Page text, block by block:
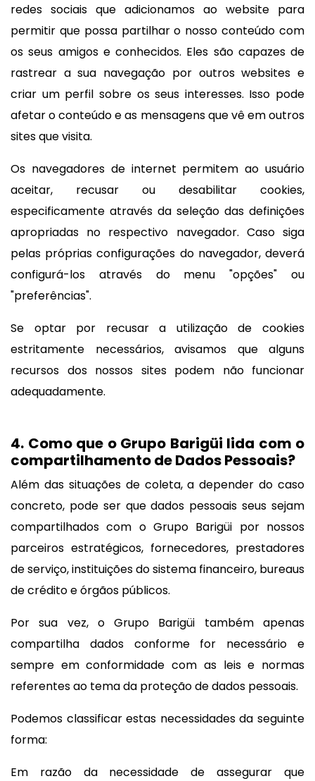
redes sociais que adicionamos ao website para
permitir que possa partilhar o nosso conteúdo com
os seus amigos e conhecidos. Eles são capazes de
rastrear a sua navegação por outros websites e
criar um perfil sobre os seus interesses. Isso pode
afetar o conteúdo e as mensagens que vê em outros
sites que visita.
Os navegadores de internet permitem ao usuário
aceitar, recusar ou desabilitar cookies,
especificamente através da seleção das definições
apropriadas no respectivo navegador. Caso siga
pelas próprias configurações do navegador, deverá
configurá-los através do menu "opções" ou
"preferências".
Se optar por recusar a utilização de cookies
estritamente necessários, avisamos que alguns
recursos dos nossos sites podem não funcionar
adequadamente.
4. Como que o Grupo Barigüi lida com o
compartilhamento de Dados Pessoais?
Além das situações de coleta, a depender do caso
concreto, pode ser que dados pessoais seus sejam
compartilhados com o Grupo Barigüi por nossos
parceiros estratégicos, fornecedores, prestadores
de serviço, instituições do sistema financeiro, bureaus
de crédito e órgãos públicos.
Por sua vez, o Grupo Barigüi também apenas
compartilha dados conforme for necessário e
sempre em conformidade com as leis e normas
referentes ao tema da proteção de dados pessoais.
Podemos classificar estas necessidades da seguinte
forma:
Em razão da necessidade de assegurar que